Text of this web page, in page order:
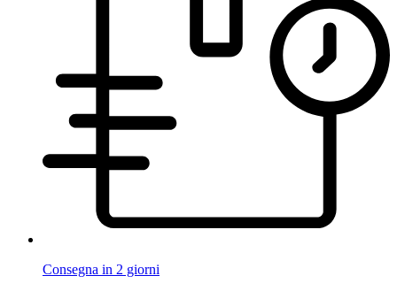
Consegna in 2 giorni